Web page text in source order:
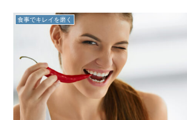
食事でキレイを磨く